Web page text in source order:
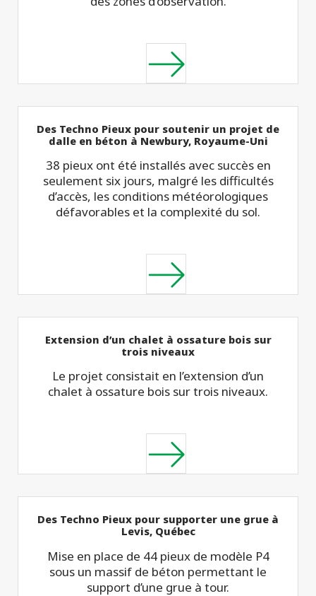
Des Techno Pieux pour soutenir un projet de
dalle en béton à Newbury, Royaume-Uni
38 pieux ont été installés avec succès en
seulement six jours, malgré les difficultés
d’accès, les conditions météorologiques
défavorables et la complexité du sol.
Extension d’un chalet à ossature bois sur
trois niveaux
Le projet consistait en l’extension d’un
chalet à ossature bois sur trois niveaux.
Des Techno Pieux pour supporter une grue à
Levis, Québec
Mise en place de 44 pieux de modèle P4
sous un massif de béton permettant le
support d’une grue à tour.